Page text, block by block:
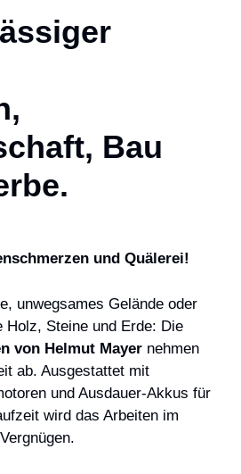
Bau
und Quälerei!
unwegsames Gelände oder
Holz, Steine und Erde: Die
von Helmut Mayer nehmen
ab. Ausgestattet mit
und Ausdauer-Akkus für
wird das Arbeiten im